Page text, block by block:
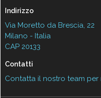
Indirizzo
Via Moretto da Brescia, 22
Milano - Italia
CAP 20133
Contatti
Contatta il nostro team